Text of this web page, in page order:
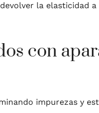
la elasticidad
con
impurezas y